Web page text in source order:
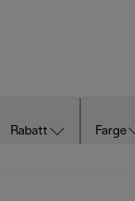
Rabatt Farge